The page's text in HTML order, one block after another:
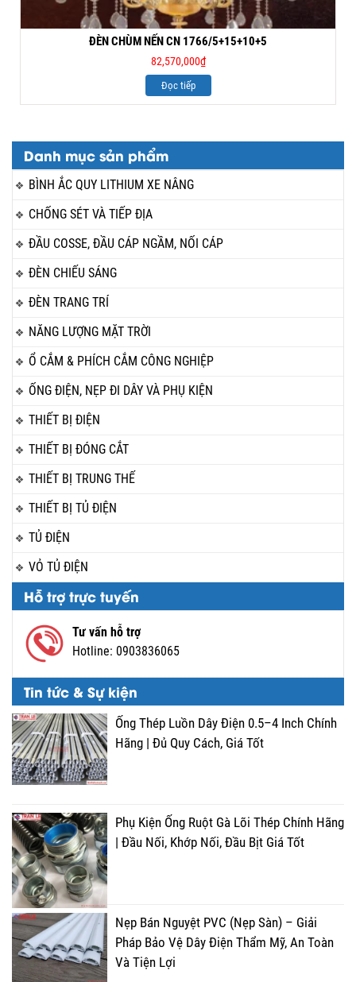
Danh mục sản phẩm
BÌNH ẮC QUY LITHIUM XE NÂNG
CHỐNG SÉT VÀ TIẾP ĐỊA
ĐẦU COSSE, ĐẦU CÁP NGẦM, NỐI CÁP
ĐÈN CHIẾU SÁNG
ĐÈN TRANG TRÍ
NĂNG LƯỢNG MẶT TRỜI
Ổ CẮM & PHÍCH CẮM CÔNG NGHIỆP
ỐNG ĐIỆN, NẸP ĐI DÂY VÀ PHỤ KIỆN
THIẾT BỊ ĐIỆN
THIẾT BỊ ĐÓNG CẮT
THIẾT BỊ TRUNG THẾ
THIẾT BỊ TỦ ĐIỆN
TỦ ĐIỆN
VỎ TỦ ĐIỆN
Hỗ trợ trực tuyến
Tư vấn hỗ trợ
Hotline: 0903836065
Tin tức & Sự kiện
Ống Thép Luồn Dây Điện 0.5–4 Inch Chính
Hãng | Đủ Quy Cách, Giá Tốt
Phụ Kiện Ống Ruột Gà Lõi Thép Chính Hãng
| Đầu Nối, Khớp Nối, Đầu Bịt Giá Tốt
Nẹp Bán Nguyệt PVC (Nẹp Sàn) – Giải
Pháp Bảo Vệ Dây Điện Thẩm Mỹ, An Toàn
Và Tiện Lợi
ĐÈN CHÙM NẾN CN 1766/5+15+10+5
82,570,000₫
Đọc tiếp